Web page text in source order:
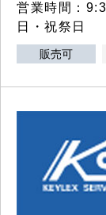
営業時間：
日・祝祭日
販売可